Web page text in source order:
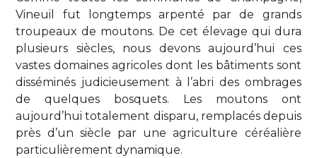
Vineuil fut longtemps arpenté par de grands
troupeaux de moutons. De cet élevage qui dura
plusieurs siècles, nous devons aujourd’hui ces
vastes domaines agricoles dont les bâtiments sont
disséminés judicieusement à l’abri des ombrages
de quelques bosquets. Les moutons ont
aujourd’hui totalement disparu, remplacés depuis
près d’un siècle par une agriculture céréalière
particulièrement dynamique.